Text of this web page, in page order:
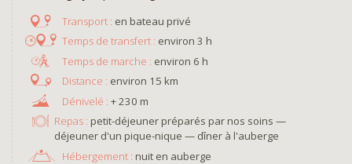
en bateau privé
environ 3 h
environ 6 h
environ 15 km
+ 230 m
Repas : petit-déjeuner préparés par nos soins —
déjeuner d'un pique-nique — dîner à l'auberge
Hébergement : nuit en auberge